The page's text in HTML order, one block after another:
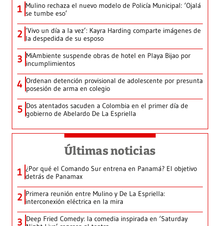
1 Mulino rechaza el nuevo modelo de Policía Municipal: ‘Ojalá
se tumbe eso’
2 ‘Vivo un día a la vez’: Kayra Harding comparte imágenes de
la despedida de su esposo
3 MiAmbiente suspende obras de hotel en Playa Bijao por
incumplimientos
4 Ordenan detención provisional de adolescente por presunta
posesión de arma en colegio
5 Dos atentados sacuden a Colombia en el primer día de
gobierno de Abelardo De La Espriella
Últimas noticias
1 ¿Por qué el Comando Sur entrena en Panamá? El objetivo
detrás de Panamax
2 Primera reunión entre Mulino y De La Espriella:
interconexión eléctrica en la mira
3 Deep Fried Comedy: la comedia inspirada en ‘Saturday